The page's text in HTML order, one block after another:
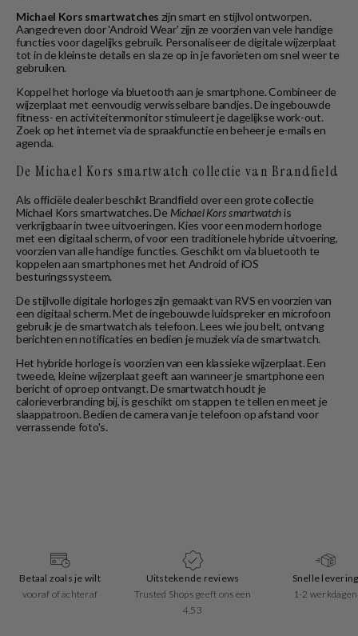
Michael Kors smartwatches zijn smart en stijlvol ontworpen.
Aangedreven door 'Android Wear' zijn ze voorzien van vele handige
functies voor dagelijks gebruik. Personaliseer de digitale wijzerplaat
tot in de kleinste details en sla ze op in je favorieten om snel weer te
gebruiken.
Koppel het horloge via bluetooth aan je smartphone. Combineer de
wijzerplaat met eenvoudig verwisselbare bandjes. De ingebouwde
fitness- en activiteitenmonitor stimuleert je dagelijkse work-out.
Zoek op het internet via de spraakfunctie en beheer je e-mails en
agenda.
De Michael Kors smartwatch collectie van Brandfield
Als officiële dealer beschikt Brandfield over een grote collectie
Michael Kors smartwatches. De Michael Kors smartwatchis
verkrijgbaar in twee uitvoeringen. Kies voor een modern horloge
met een digitaal scherm, of voor een traditionele hybride uitvoering,
voorzien van alle handige functies. Geschikt om via bluetooth te
koppelen aan smartphones met het Android of iOS
besturingssysteem.
De stijlvolle digitale horloges zijn gemaakt van RVS en voorzien van
een digitaal scherm. Met de ingebouwde luidspreker en microfoon
gebruik je de smartwatch als telefoon. Lees wie jou belt, ontvang
berichten en notificaties en bedien je muziek via de smartwatch.
Het hybride horloge is voorzien van een klassieke wijzerplaat. Een
tweede, kleine wijzerplaat geeft aan wanneer je smartphone een
bericht of oproep ontvangt. De smartwatch houdt je
calorieverbranding bij, is geschikt om stappen te tellen en meet je
slaappatroon. Bedien de camera van je telefoon op afstand voor
verrassende foto's.
Betaal zoals je wilt
vooraf of achteraf
Uitstekende reviews
Trusted Shops geeft ons een
4.53
Snelle levering
1-2 werkdagen